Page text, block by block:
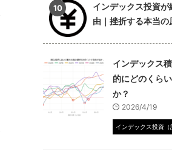
インデックス投資が
由｜挫折する本当の
インデックス
的にどのくら
か？
2026/4/19
インデックス投資（